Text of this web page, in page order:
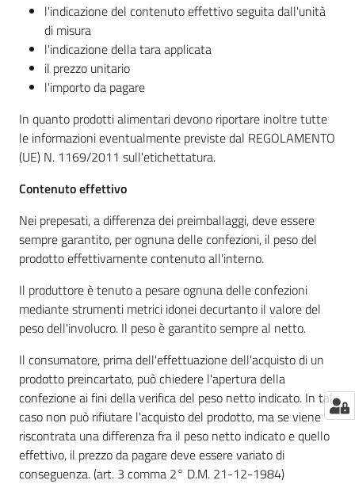
La
Camera
Seguici
su
l'indicazione del contenuto effettivo seguita dall'unità
di misura
l'indicazione della tara applicata
il prezzo unitario
l'importo da pagare
In quanto prodotti alimentari devono riportare inoltre tutte
le informazioni eventualmente previste dal REGOLAMENTO
(UE) N. 1169/2011 sull'etichettatura.
Contenuto effettivo
Nei prepesati, a differenza dei preimballaggi, deve essere
sempre garantito, per ognuna delle confezioni, il peso del
prodotto effettivamente contenuto all'interno.
Il produttore è tenuto a pesare ognuna delle confezioni
mediante strumenti metrici idonei decurtanto il valore del
peso dell'involucro. Il peso è garantito sempre al netto.
Il consumatore, prima dell'effettuazione dell'acquisto di un
prodotto preincartato, può chiedere l'apertura della
confezione ai fini della verifica del peso netto indicato. In tal
caso non può rifiutare l'acquisto del prodotto, ma se viene
riscontrata una differenza fra il peso netto indicato e quello
effettivo, il prezzo da pagare deve essere variato di
conseguenza. (art. 3 comma 2° D.M. 21-12-1984)